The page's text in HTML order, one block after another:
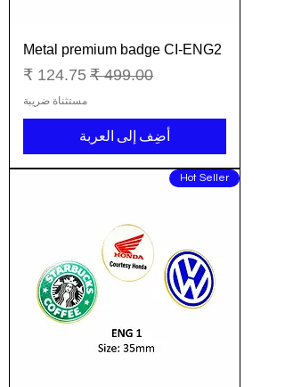
Metal premium badge CI-ENG2
سعر عاديسعر البيع
مستثناة ضريبة
أضِف إلى العربة
Hot Seller